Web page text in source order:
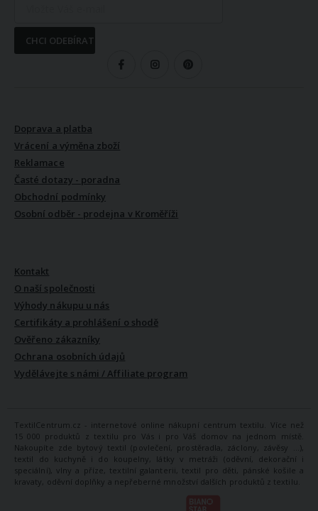
CHCI ODEBÍRAT
Doprava a platba
Vrácení a výměna zboží
Reklamace
Časté dotazy - poradna
Obchodní podmínky
Osobní odběr - prodejna v Kroměříži
Kontakt
O naší společnosti
Výhody nákupu u nás
Certifikáty a prohlášení o shodě
Ověřeno zákazníky
Ochrana osobních údajů
Vydělávejte s námi / Affiliate program
TextilCentrum.cz - internetové online nákupní centrum textilu. Více než
15 000 produktů z textilu pro Vás i pro Váš domov na jednom místě.
Nakoupíte zde bytový textil (povlečení, prostěradla, záclony, závěsy ...),
textil do kuchyně i do koupelny, látky v metráži (oděvní, dekorační i
speciální), vlny a příze, textilní galanterii, textil pro děti, pánské košile a
kravaty, oděvní doplňky a nepřeberné množství dalších produktů z textilu.